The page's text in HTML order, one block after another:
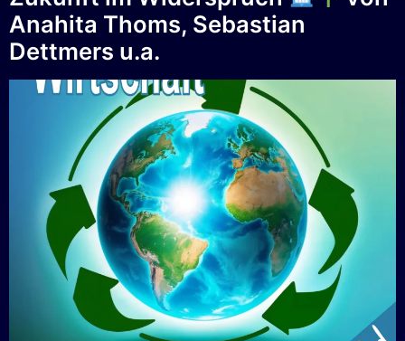
Anahita Thoms, Sebastian
Dettmers u.a.